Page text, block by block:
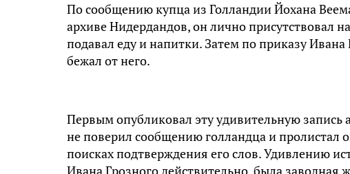
По сообщению купца из Голландии Йохана
архиве Нидердандов, он лично присутствовал
подавал еду и напитки. Затем по приказу
бежал от него.
Первым опубликовал эту удивительную запись
не поверил сообщению голландца и пролистал
поисках подтверждения его слов. Удивлению